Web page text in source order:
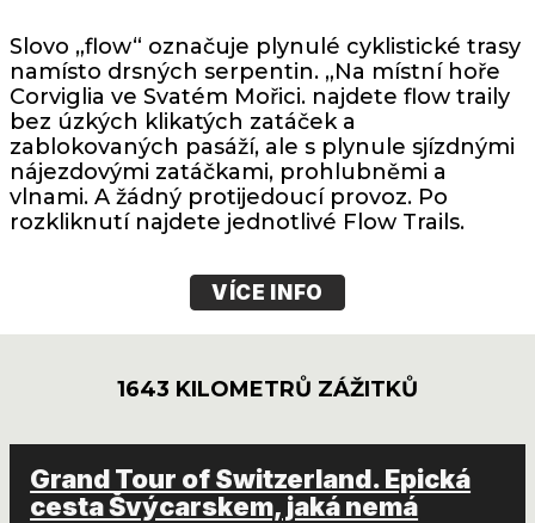
Slovo „flow“ označuje plynulé cyklistické trasy
namísto drsných serpentin. „Na místní hoře
Corviglia ve Svatém Mořici. najdete flow traily
bez úzkých klikatých zatáček a
zablokovaných pasáží, ale s plynule sjízdnými
nájezdovými zatáčkami, prohlubněmi a
vlnami. A žádný protijedoucí provoz. Po
rozkliknutí najdete jednotlivé Flow Trails.
VÍCE INFO
1643 KILOMETRŮ ZÁŽITKŮ
Grand Tour of Switzerland. Epická
cesta Švýcarskem, jaká nemá